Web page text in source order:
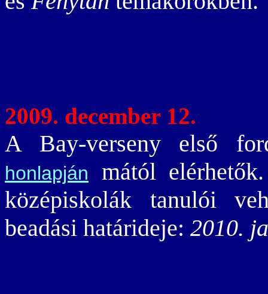
2009. december 12.
A Bay-verseny első
honlapján
mától
középiskolák tanulói
beadási határideje: 2010.